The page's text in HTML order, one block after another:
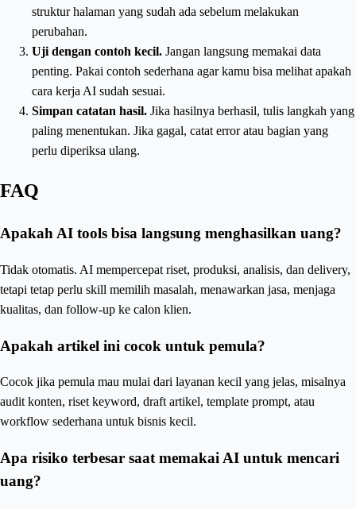
struktur halaman yang sudah ada sebelum melakukan
perubahan.
Uji dengan contoh kecil. Jangan langsung memakai data
penting. Pakai contoh sederhana agar kamu bisa melihat apakah
cara kerja AI sudah sesuai.
Simpan catatan hasil. Jika hasilnya berhasil, tulis langkah yang
paling menentukan. Jika gagal, catat error atau bagian yang
perlu diperiksa ulang.
FAQ
Apakah AI tools bisa langsung menghasilkan uang?
Tidak otomatis. AI mempercepat riset, produksi, analisis, dan delivery,
tetapi tetap perlu skill memilih masalah, menawarkan jasa, menjaga
kualitas, dan follow-up ke calon klien.
Apakah artikel ini cocok untuk pemula?
Cocok jika pemula mau mulai dari layanan kecil yang jelas, misalnya
audit konten, riset keyword, draft artikel, template prompt, atau
workflow sederhana untuk bisnis kecil.
Apa risiko terbesar saat memakai AI untuk mencari
uang?